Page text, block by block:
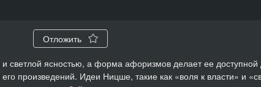
Отложить
ясностью, а форма афоризмов делает ее доступной
произведений. Идеи Ницше, такие как «воля к власти» и